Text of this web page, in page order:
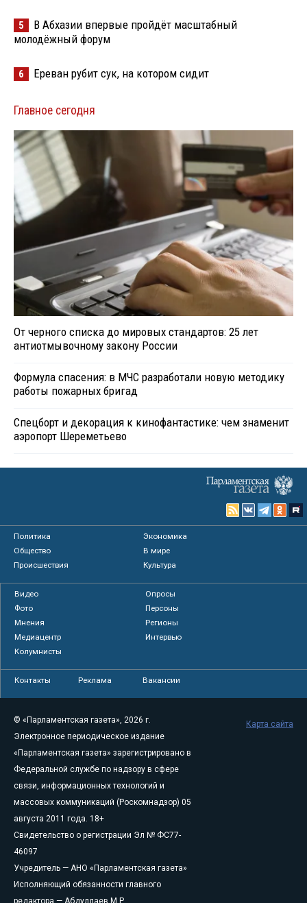
5
В Абхазии впервые пройдёт масштабный
молодёжный форум
6 Ереван рубит сук, на котором сидит
Главное сегодня
От черного списка до мировых стандартов: 25 лет
антиотмывочному закону России
Формула спасения: в МЧС разработали новую методику
работы пожарных бригад
Спецборт и декорация к кинофантастике: чем знаменит
аэропорт Шереметьево
Политика
Экономика
Общество
В мире
Происшествия
Культура
Видео
Опросы
Фото
Персоны
Мнения
Регионы
Медиацентр
Интервью
Колумнисты
Контакты Реклама Вакансии
© «Парламентская газета», 2026 г.
Электронное периодическое издание
«Парламентская газета» зарегистрировано в
Федеральной службе по надзору в сфере
связи, информационных технологий и
массовых коммуникаций (Роскомнадзор) 05
августа 2011 года. 18+
Свидетельство о регистрации Эл № ФС77-
46097
Учредитель — АНО «Парламентская газета»
Исполняющий обязанности главного
Карта сайта